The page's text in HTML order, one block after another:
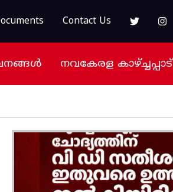
Contact Us
നവകേരള കാഴ്ച്ചപ്പാട്